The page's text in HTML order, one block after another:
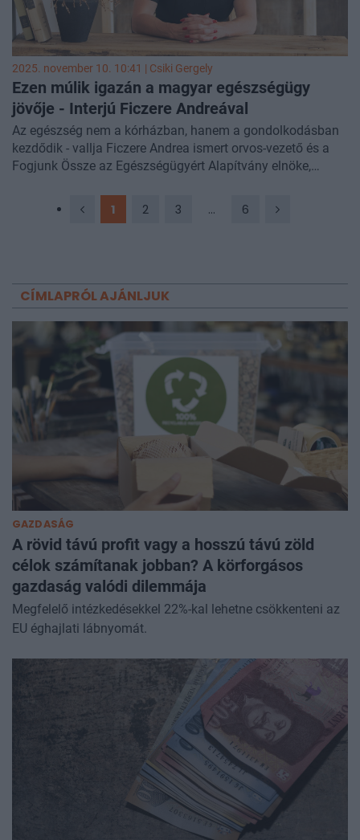
2025. november 10. 10:41 | Csiki Gergely
Ezen múlik igazán a magyar egészségügy
jövője - Interjú Ficzere Andreával
Az egészség nem a kórházban, hanem a gondolkodásban
kezdődik - vallja Ficzere Andrea ismert orvos-vezető és a
Fogjunk Össze az Egészségügyért Alapítvány elnöke,
beszélgettünk. A szakember úgy vélekedett, hogy a
dolgozó kollégák jelentős terhelése és annak
menedzselése, a mesterséges intelligencia egészségügyre
gyakorolt hatásai.
1 2 3 ... 6
CÍMLAPRÓL AJÁNLJUK
GAZDASÁG
A rövid távú profit vagy a hosszú távú zöld
célok számítanak jobban? A körforgásos
gazdaság valódi dilemmája
Megfelelő intézkedésekkel 22%-kal lehetne csökkenteni az
EU éghajlati lábnyomát.